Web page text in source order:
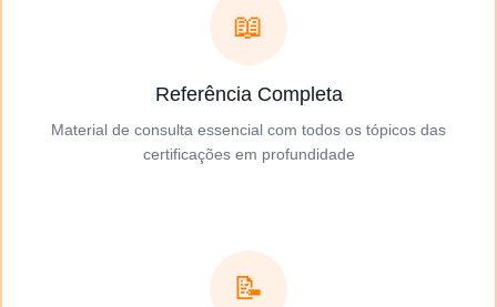
📖
Referência Completa
Material de consulta essencial com todos os tópicos das
certificações em profundidade
📝